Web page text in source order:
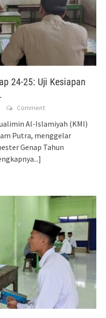
24-25: Uji Kesiapan
Comment
Al-Islamiyah (KMI)
Putra, menggelar
Genap Tahun